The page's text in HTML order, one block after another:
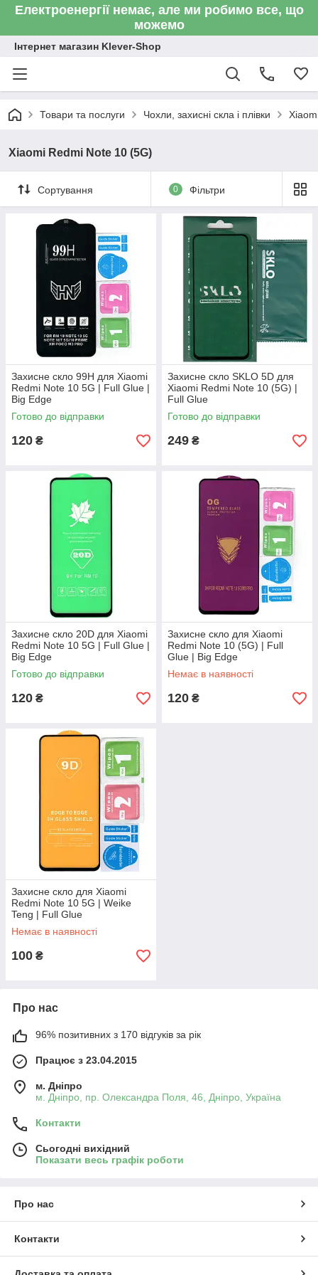
Електроенергії немає, але ми робимо все, що
можемо
Інтернет магазин Klever-Shop
Товари та послуги Чохли, захисні скла і плівки
Xiaomi Redmi Note 10 (5G)
Сортування 0 Фільтри
Захисне скло 99H для Xiaomi
Redmi Note 10 5G | Full Glue |
Big Edge
Готово до відправки
120 ₴
Захисне скло SKLO 5D для
Xiaomi Redmi Note 10 (5G) |
Full Glue
Готово до відправки
249 ₴
Захисне скло 20D для Xiaomi
Redmi Note 10 5G | Full Glue |
Big Edge
Готово до відправки
120 ₴
Захисне скло для Xiaomi
Redmi Note 10 (5G) | Full
Glue | Big Edge
Немає в наявності
120 ₴
Захисне скло для Xiaomi
Redmi Note 10 5G | Weike
Teng | Full Glue
Немає в наявності
100 ₴
Про нас
96% позитивних з 170 відгуків за рік
Працює з 23.04.2015
м. Дніпро
м. Дніпро, пр. Олександра Поля, 46, Дніпро, Україна
Контакти
Сьогодні вихідний
Показати весь графік роботи
Про нас
Контакти